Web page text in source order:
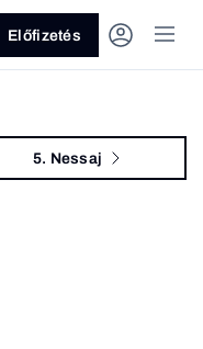
Előfizetés
5. Nessaj